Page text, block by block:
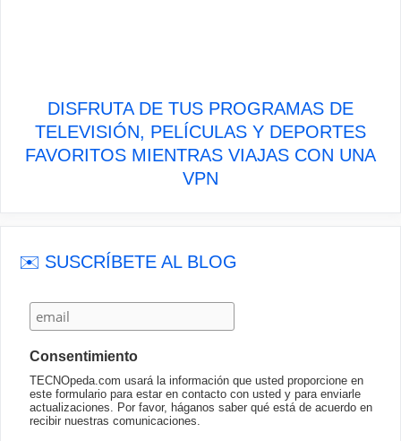
DISFRUTA DE TUS PROGRAMAS DE
TELEVISIÓN, PELÍCULAS Y DEPORTES
FAVORITOS MIENTRAS VIAJAS CON UNA
VPN
✉️ SUSCRÍBETE AL BLOG
Consentimiento
TECNOpeda.com usará la información que usted proporcione en
este formulario para estar en contacto con usted y para enviarle
actualizaciones. Por favor, háganos saber qué está de acuerdo en
recibir nuestras comunicaciones.